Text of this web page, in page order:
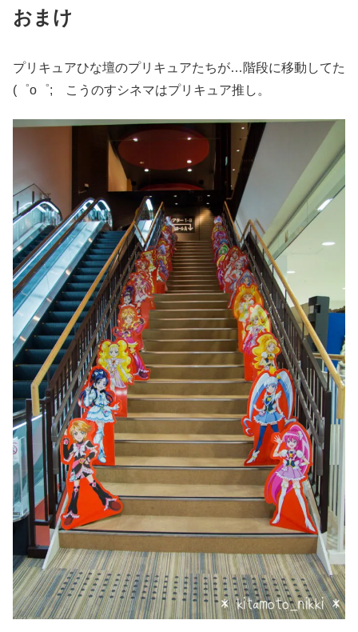
おまけ
プリキュアひな壇のプリキュアたちが…階段に移動してた
(゜o゜; こうのすシネマはプリキュア推し。